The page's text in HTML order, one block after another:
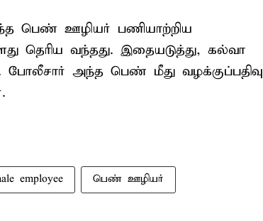
பெண் ஊழியர் பணியாற்றிய
தெரிய வந்தது. இதையடுத்து, கல்வா
போலீசார் அந்த பெண் மீது வழக்குப்பதிவு
employee பெண் ஊழியர்